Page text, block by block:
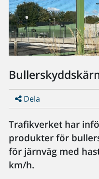
Dela
Trafikverket har
produkter för
för järnväg med
km/h.